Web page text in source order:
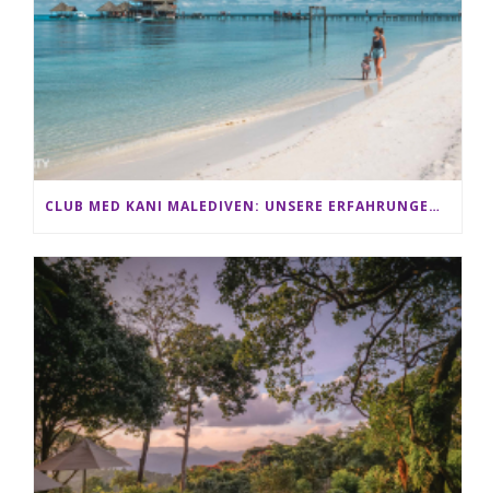
CLUB MED KANI MALEDIVEN: UNSERE ERFAHRUNGEN IM ALL-INCLUSIVE PARADIES